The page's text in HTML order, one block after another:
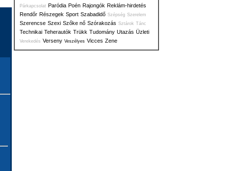
Párkapcsolat Paródia Poén Rajongók Reklám-hirdetés
Rendőr Részegek Sport Szabadidő Szépség Szerelem
Szerencse Szexi Szőke nő Szórakozás Sztárok Tánc
Technikai Teherautók Trükk Tudomány Utazás Üzleti
Verekedés Verseny Veszélyes Vicces Zene